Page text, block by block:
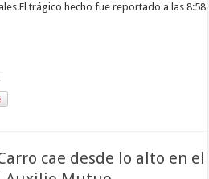
trágico hecho fue reportado a las 8:58
cae desde lo alto en el